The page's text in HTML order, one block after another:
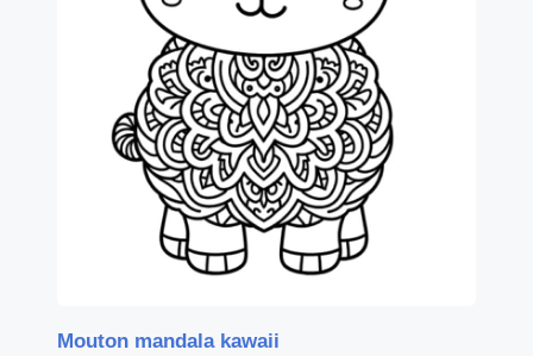
Mouton mandala kawaii